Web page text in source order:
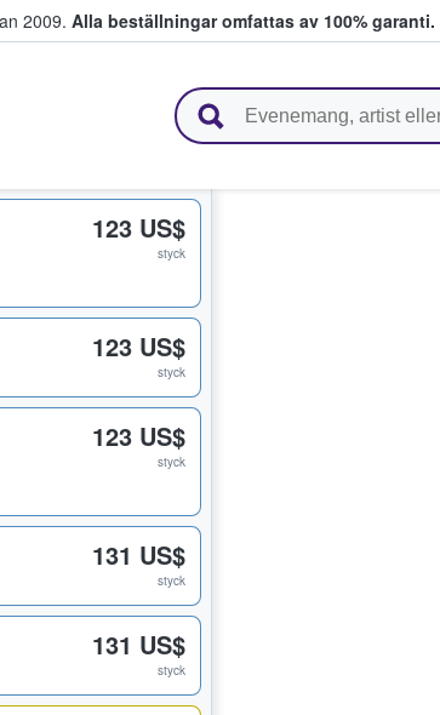
2009. Alla beställningar omfattas av 100% garanti.
123 US$
styck
123 US$
styck
123 US$
styck
131 US$
styck
131 US$
styck